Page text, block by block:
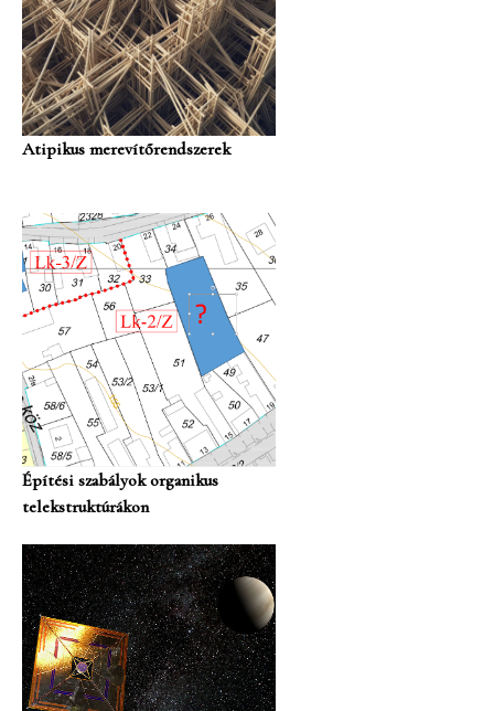
Atipikus merevítőrendszerek
Építési szabályok organikus
telekstruktúrákon